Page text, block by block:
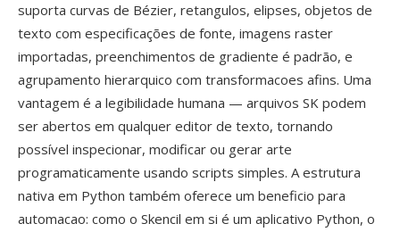
suporta curvas de Bézier, retangulos, elipses, objetos de
texto com especificações de fonte, imagens raster
importadas, preenchimentos de gradiente é padrão, e
agrupamento hierarquico com transformacoes afins. Uma
vantagem é a legibilidade humana — arquivos SK podem
ser abertos em qualquer editor de texto, tornando
possível inspecionar, modificar ou gerar arte
programaticamente usando scripts simples. A estrutura
nativa em Python também oferece um beneficio para
automacao: como o Skencil em si é um aplicativo Python, o